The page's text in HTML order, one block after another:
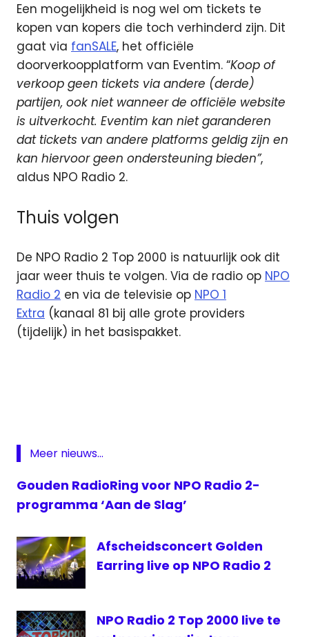
Een mogelijkheid is nog wel om tickets te
kopen van kopers die toch verhinderd zijn. Dit
gaat via fanSALE, het officiële
doorverkoopplatform van Eventim. “Koop of
verkoop geen tickets via andere (derde)
partijen, ook niet wanneer de officiële website
is uitverkocht. Eventim kan niet garanderen
dat tickets van andere platforms geldig zijn en
kan hiervoor geen ondersteuning bieden”,
aldus NPO Radio 2.
Thuis volgen
De NPO Radio 2 Top 2000 is natuurlijk ook dit
jaar weer thuis te volgen. Via de radio op NPO
Radio 2 en via de televisie op NPO 1
Extra (kanaal 81 bij alle grote providers
(tijdelijk) in het basispakket.
Top
Cafe
Meer nieuws...
Gouden RadioRing voor NPO Radio 2-
programma ‘Aan de Slag’
Afscheidsconcert Golden
Earring live op NPO Radio 2
NPO Radio 2 Top 2000 live te